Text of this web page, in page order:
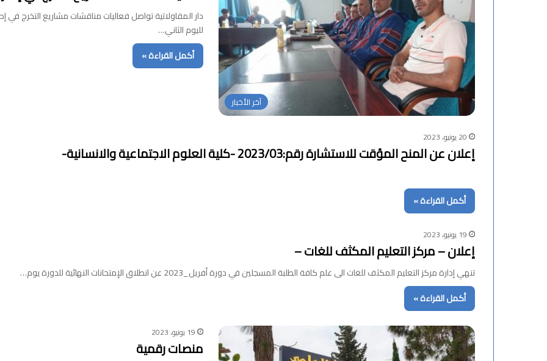
آخر الأخبار
لليوم الثاني…
أكمل القراءة »
20 يونيو، 2023
إعلان عن المنح المؤقت للاستشارة رقم:2023/03 -كلية العلوم الاجتماعية والانسانية-
أكمل القراءة »
19 يونيو، 2023
إعلان – مركز التعليم المكثف للغات –
تنهي إدارة مركز التعليم المكثف للغات الى علم كافة الطلبة المسجلين في دورة أفريل_2023 عن انطلاق الإمتحانات النهائية للدورة يوم…
أكمل القراءة »
19 يونيو، 2023
منصات رقمية